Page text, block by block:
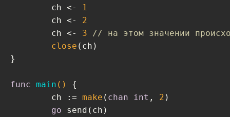
	ch <-
1
	ch <-
2
	ch <-
3
// на этом значении
close (ch)
}
func main ()
{
	ch :=
make ( chan int , 2 )
go send(ch)